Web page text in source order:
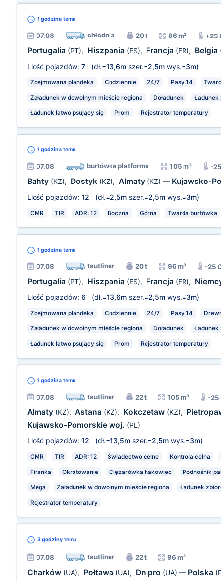
1 godzina temu
07.08 chłodnia 20 t 86 m³ +25
Portugalia (PT), Hiszpania (ES), Francja (FR), Belgia
Llość pojazdów: 7 (dł.=13,6m szer.=2,5m wys.=3m)
Zdejmowana plandeka Codziennie 24/7 Pasy 14
Załadunek w dowolnym mieście regiona Doładunek Ładunek
Ładunek łatwo psujący się Prom Rejestrator temperatury
1 godzina temu
07.08 burtówka platforma 105 m³ -
Bahty (KZ), Dostyk (KZ), Almaty (KZ) — Kujawsko-
Llość pojazdów: 12 (dł.=2,5m szer.=2,5m wys.=3m)
CMR TIR ADR: 12 Boczna Górna Twarda burtówka
1 godzina temu
07.08 tautliner 20 t 96 m³ -25
Portugalia (PT), Hiszpania (ES), Francja (FR),
Llość pojazdów: 6 (dł.=13,6m szer.=2,5m wys.=3m)
Zdejmowana plandeka Codziennie 24/7 Pasy 14
Załadunek w dowolnym mieście regiona Doładunek Ładunek
Ładunek łatwo psujący się Prom Rejestrator temperatury
1 godzina temu
07.08 tautliner 22 t 105 m³ -25
Almaty (KZ), Astana (KZ), Kokczetaw (KZ),
Kujawsko-Pomorskie woj. (PL)
Llość pojazdów: 12 (dł.=13,5m szer.=2,5m wys.=3m)
CMR TIR ADR: 12 Świadectwo celne Kontrola celna
Firanka Okratowanie Ciężarówka hakowiec Podnośnik
Mega Załadunek w dowolnym mieście regiona Ładunek
Rejestrator temperatury
3 godziny temu
07.08 tautliner 22 t 96 m³
Charków (UA), Połtawa (UA), Dnipro (UA) — Polska